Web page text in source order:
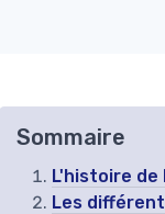
Sommaire
L'histoire de
Les